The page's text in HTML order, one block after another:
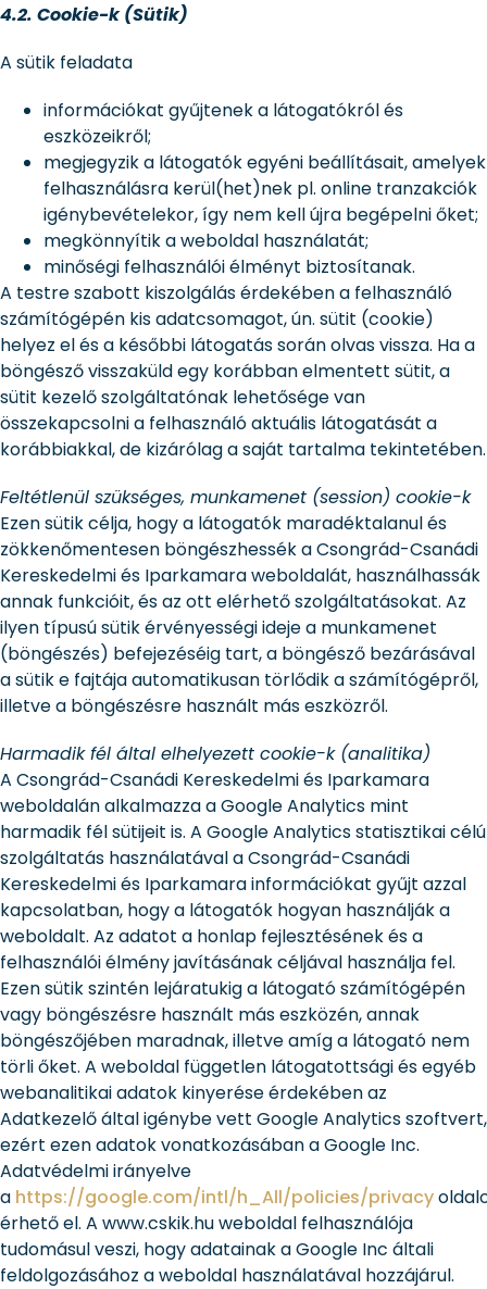
4.2. Cookie-k (Sütik)
A sütik feladata
információkat gyűjtenek a látogatókról és
eszközeikről;
megjegyzik a látogatók egyéni beállításait, amelyek
felhasználásra kerül(het)nek pl. online tranzakciók
igénybevételekor, így nem kell újra begépelni őket;
megkönnyítik a weboldal használatát;
minőségi felhasználói élményt biztosítanak.
A testre szabott kiszolgálás érdekében a felhasználó
számítógépén kis adatcsomagot, ún. sütit (cookie)
helyez el és a későbbi látogatás során olvas vissza. Ha a
böngésző visszaküld egy korábban elmentett sütit, a
sütit kezelő szolgáltatónak lehetősége van
összekapcsolni a felhasználó aktuális látogatását a
korábbiakkal, de kizárólag a saját tartalma tekintetében.
Feltétlenül szükséges, munkamenet (session) cookie-k
Ezen sütik célja, hogy a látogatók maradéktalanul és
zökkenőmentesen böngészhessék a Csongrád-Csanádi
Kereskedelmi és Iparkamara weboldalát, használhassák
annak funkcióit, és az ott elérhető szolgáltatásokat. Az
ilyen típusú sütik érvényességi ideje a munkamenet
(böngészés) befejezéséig tart, a böngésző bezárásával
a sütik e fajtája automatikusan törlődik a számítógépről,
illetve a böngészésre használt más eszközről.
Harmadik fél által elhelyezett cookie-k (analitika)
A Csongrád-Csanádi Kereskedelmi és Iparkamara
weboldalán alkalmazza a Google Analytics mint
harmadik fél sütijeit is. A Google Analytics statisztikai célú
szolgáltatás használatával a Csongrád-Csanádi
Kereskedelmi és Iparkamara információkat gyűjt azzal
kapcsolatban, hogy a látogatók hogyan használják a
weboldalt. Az adatot a honlap fejlesztésének és a
felhasználói élmény javításának céljával használja fel.
Ezen sütik szintén lejáratukig a látogató számítógépén
vagy böngészésre használt más eszközén, annak
böngészőjében maradnak, illetve amíg a látogató nem
törli őket. A weboldal független látogatottsági és egyéb
webanalitikai adatok kinyerése érdekében az
Adatkezelő által igénybe vett Google Analytics szoftvert,
ezért ezen adatok vonatkozásában a Google Inc.
Adatvédelmi irányelve
a https://google.com/intl/h_All/policies/privacy
érhető el. A www.cskik.hu weboldal felhasználója
tudomásul veszi, hogy adatainak a Google Inc általi
feldolgozásához a weboldal használatával hozzájárul.